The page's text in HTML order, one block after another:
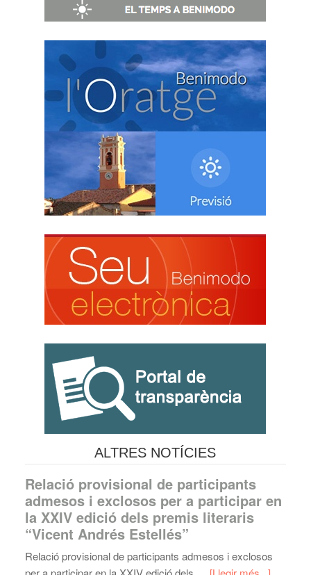
ALTRES NOTÍCIES
Relació provisional de participants
admesos i exclosos per a participar en
la XXIV edició dels premis literaris
“Vicent Andrés Estellés”
Relació provisional de participants admesos i exclosos